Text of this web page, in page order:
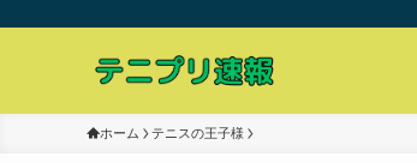
ホーム テニスの王子様